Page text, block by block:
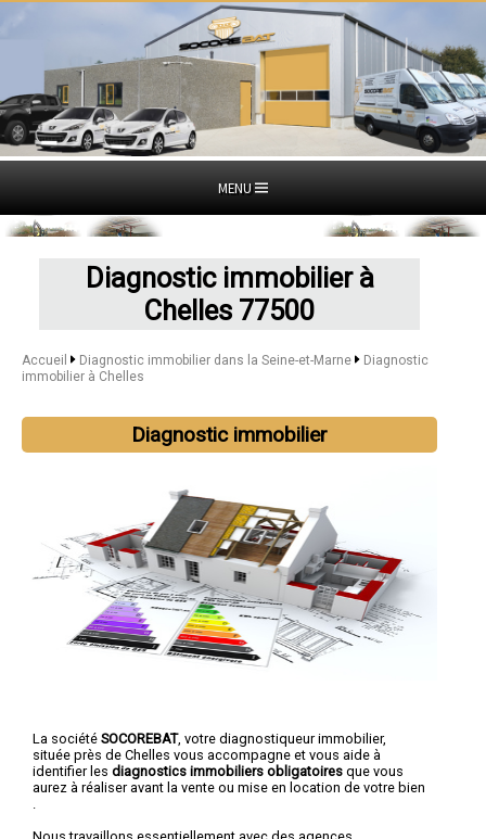
MENU
Diagnostic immobilier à
Chelles 77500
Accueil Diagnostic immobilier dans la Seine-et-Marne
Diagnostic
immobilier à Chelles
Diagnostic immobilier
La société SOCOREBAT, votre diagnostiqueur immobilier,
située près de Chelles vous accompagne et vous aide à
identifier les diagnostics immobiliers obligatoires que vous
aurez à réaliser avant la vente ou mise en location de votre bien